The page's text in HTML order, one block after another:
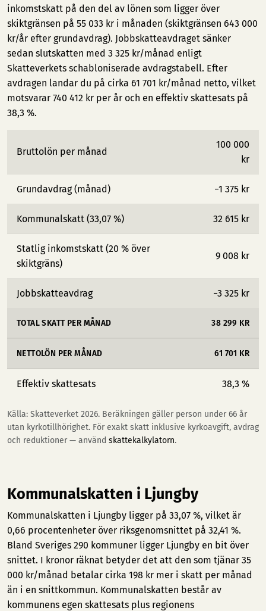
inkomstskatt på den del av lönen som ligger över
skiktgränsen på 55 033 kr i månaden (skiktgränsen 643 000
kr/år efter grundavdrag). Jobbskatteavdraget sänker
sedan slutskatten med 3 325 kr/månad enligt
Skatteverkets schabloniserade avdragstabell. Efter
avdragen landar du på cirka 61 701 kr/månad netto, vilket
motsvarar 740 412 kr per år och en effektiv skattesats på
38,3 %.
Bruttolön per månad
100 000
kr
Grundavdrag (månad) −1 375 kr
Kommunalskatt (33,07 %) 32 615 kr
Statlig inkomstskatt (20 % över
skiktgräns)
9 008 kr
Jobbskatteavdrag −3 325 kr
TOTAL SKATT PER MÅNAD 38 299 KR
NETTOLÖN PER MÅNAD 61 701 KR
Effektiv skattesats 38,3 %
Källa: Skatteverket 2026. Beräkningen gäller person under 66 år
utan kyrkotillhörighet. För exakt skatt inklusive kyrkoavgift, avdrag
och reduktioner — använd skattekalkylatorn.
Kommunalskatten i Ljungby
Kommunalskatten i Ljungby ligger på 33,07 %, vilket är
0,66 procentenheter över riksgenomsnittet på 32,41 %.
Bland Sveriges 290 kommuner ligger Ljungby en bit över
snittet. I kronor räknat betyder det att den som tjänar 35
000 kr/månad betalar cirka 198 kr mer i skatt per månad
än i en snittkommun. Kommunalskatten består av
kommunens egen skattesats plus regionens